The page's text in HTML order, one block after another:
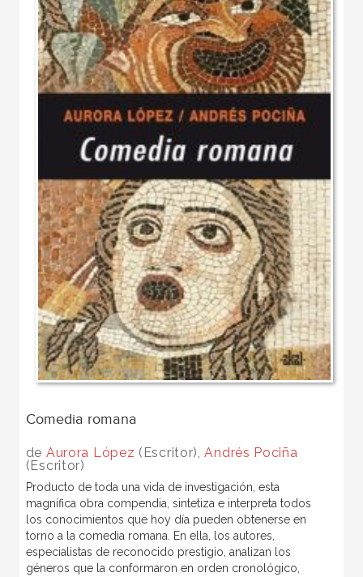
Comedia romana
de Aurora López (Escritor),Andrés Pociña
(Escritor)
Producto de toda una vida de investigación, esta
magnífica obra compendia, sintetiza e interpreta todos
los conocimientos que hoy día pueden obtenerse en
torno a la comedia romana. En ella, los autores,
especialistas de reconocido prestigio, analizan los
géneros que la conformaron en orden cronológico,